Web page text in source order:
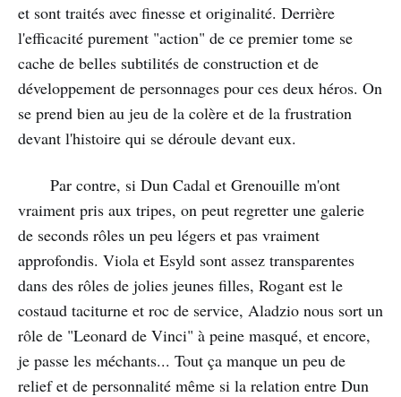
et sont traités avec finesse et originalité. Derrière
l'efficacité purement "action" de ce premier tome se
cache de belles subtilités de construction et de
développement de personnages pour ces deux héros. On
se prend bien au jeu de la colère et de la frustration
devant l'histoire qui se déroule devant eux.
Par contre, si Dun Cadal et Grenouille m'ont
vraiment pris aux tripes, on peut regretter une galerie
de seconds rôles un peu légers et pas vraiment
approfondis. Viola et Esyld sont assez transparentes
dans des rôles de jolies jeunes filles, Rogant est le
costaud taciturne et roc de service, Aladzio nous sort un
rôle de "Leonard de Vinci" à peine masqué, et encore,
je passe les méchants... Tout ça manque un peu de
relief et de personnalité même si la relation entre Dun